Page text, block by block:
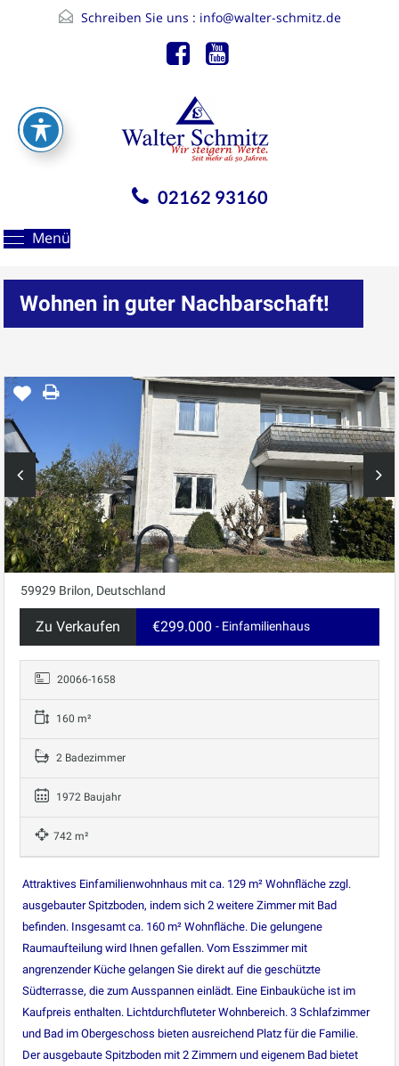
Schreiben Sie uns : info@walter-schmitz.de
02162 93160
Menü
Wohnen in guter Nachbarschaft!
59929 Brilon, Deutschland
Zu Verkaufen €299.000 - Einfamilienhaus
20066-1658
160 m²
2 Badezimmer
1972 Baujahr
742 m²
Attraktives Einfamilienwohnhaus mit ca. 129 m² Wohnfläche zzgl.
ausgebauter Spitzboden, indem sich 2 weitere Zimmer mit Bad
befinden. Insgesamt ca. 160 m² Wohnfläche. Die gelungene
Raumaufteilung wird Ihnen gefallen. Vom Esszimmer mit
angrenzender Küche gelangen Sie direkt auf die geschützte
Südterrasse, die zum Ausspannen einlädt. Eine Einbauküche ist im
Kaufpreis enthalten. Lichtdurchfluteter Wohnbereich. 3 Schlafzimmer
und Bad im Obergeschoss bieten ausreichend Platz für die Familie.
Der ausgebaute Spitzboden mit 2 Zimmern und eigenem Bad bietet